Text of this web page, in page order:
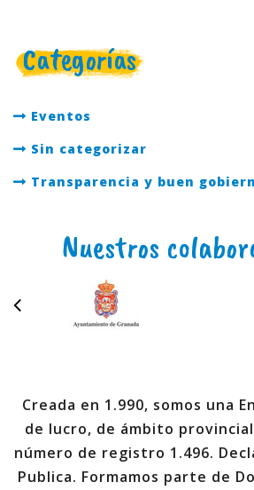
Categorías
Eventos
Sin categorizar
Transparencia y buen
Nuestros
Creada en 1.990, somos una
de lucro, de ámbito
número de registro 1.496.
Publica. Formamos parte de